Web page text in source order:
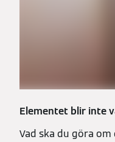
Elementet blir inte
Vad ska du göra